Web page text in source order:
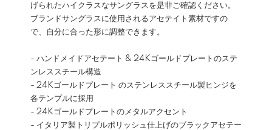
げられたハイクラスなサングラスを是非ご確認ください。
ブランドサングラスに使用されるアセテイト素材ですの
で、自分に合った形に調整できます。
- ハンドメイドアセテート & 24Kゴールドプレートのステ
ンレススチール構造
- 24Kゴールドプレート のステンレススチール製ヒンジを
各テンプルに採用
- 24Kゴールドプレートのメタルアクセント
- イタリア製トリプルポリッシュ仕上げのブラックアセテー